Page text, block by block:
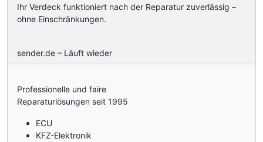
Ihr Verdeck funktioniert nach der Reparatur zuverlässig –
ohne Einschränkungen.
sender.de – Läuft wieder
Professionelle und faire
Reparaturlösungen seit 1995
ECU
KFZ-Elektronik